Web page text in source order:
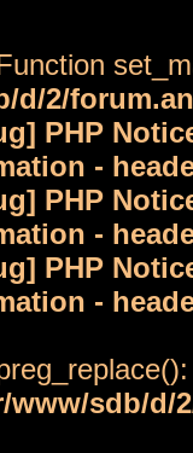
d/2/
PHP
-
PHP
-
PHP
-
www/sdb/d/